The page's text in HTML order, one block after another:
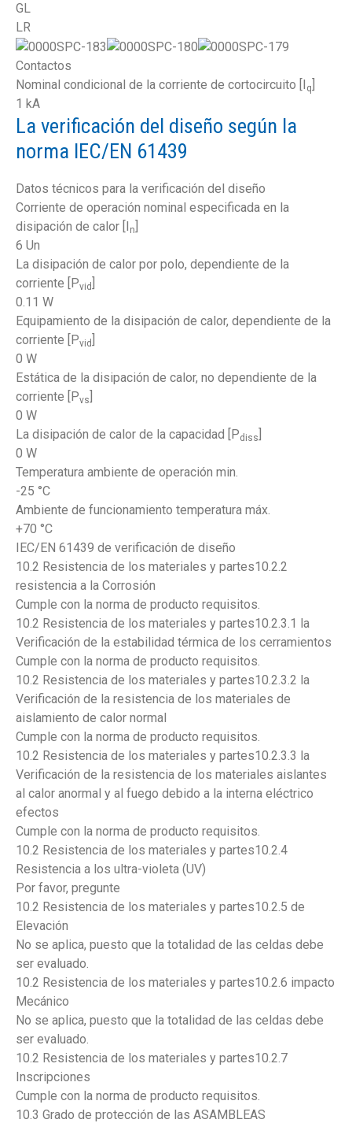
GL
LR
Contactos
Nominal condicional de la corriente de cortocircuito [I q
1 kA
La verificación del diseño según la
norma IEC/EN 61439
Datos técnicos para la verificación del diseño
Corriente de operación nominal especificada en la
disipación de calor [I n
6 Un
La disipación de calor por polo, dependiente de la
corriente [Pvid
0.11 W
Equipamiento de la disipación de calor, dependiente de la
corriente [Pvid
0 W
Estática de la disipación de calor, no dependiente de la
corriente [Pvs
0 W
La disipación de calor de la capacidad [Pdiss
0 W
Temperatura ambiente de operación min.
-25 °C
Ambiente de funcionamiento temperatura máx.
+70 °C
IEC/EN 61439 de verificación de diseño
10.2 Resistencia de los materiales y partes10.2.2
resistencia a la Corrosión
Cumple con la norma de producto requisitos.
10.2 Resistencia de los materiales y partes10.2.3.1 la
Verificación de la estabilidad térmica de los cerramientos
Cumple con la norma de producto requisitos.
10.2 Resistencia de los materiales y partes10.2.3.2 la
Verificación de la resistencia de los materiales de
aislamiento de calor normal
Cumple con la norma de producto requisitos.
10.2 Resistencia de los materiales y partes10.2.3.3 la
Verificación de la resistencia de los materiales aislantes
al calor anormal y al fuego debido a la interna eléctrico
efectos
Cumple con la norma de producto requisitos.
10.2 Resistencia de los materiales y partes10.2.4
Resistencia a los ultra-violeta (UV)
Por favor, pregunte
10.2 Resistencia de los materiales y partes10.2.5 de
Elevación
No se aplica, puesto que la totalidad de las celdas debe
ser evaluado.
10.2 Resistencia de los materiales y partes10.2.6 impacto
Mecánico
No se aplica, puesto que la totalidad de las celdas debe
ser evaluado.
10.2 Resistencia de los materiales y partes10.2.7
Inscripciones
Cumple con la norma de producto requisitos.
10.3 Grado de protección de las ASAMBLEAS